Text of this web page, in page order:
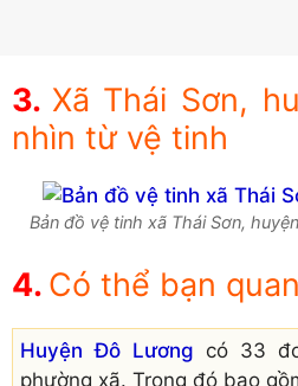
Xã Thái Sơn,
nhìn từ vệ tinh
Bản đồ vệ tinh xã Thái Sơn,
Có thể bạn
Huyện Đô Lương có 33
phường xã. Trong đó bao